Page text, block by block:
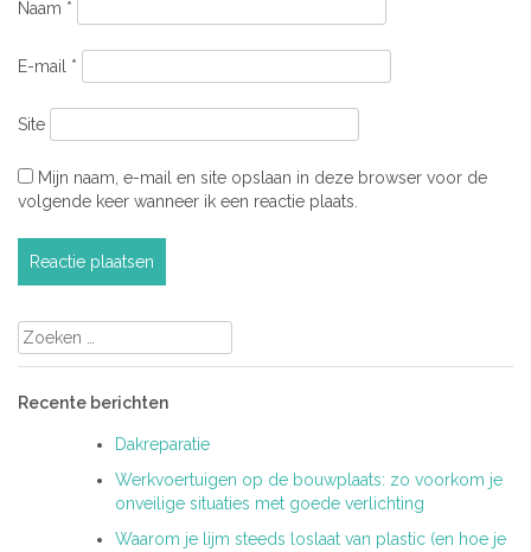
Naam *
E-mail *
Site
Mijn naam, e-mail en site opslaan in deze browser voor de
volgende keer wanneer ik een reactie plaats.
Zoeken
naar:
Recente berichten
Dakreparatie
Werkvoertuigen op de bouwplaats: zo voorkom je
onveilige situaties met goede verlichting
Waarom je lijm steeds loslaat van plastic (en hoe je